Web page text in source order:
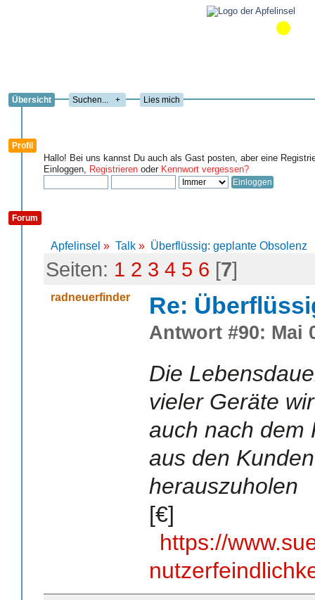
Übersicht + Lies mich
Profil
Hallo! Bei uns kannst Du auch als Gast posten, aber eine
Einloggen, Registrieren oder Kennwort vergessen?
Forum
Apfelinsel » Talk » Überflüssig: geplante Obsolenz
Seiten: 1 2 3 4 5 6 [7]
radneuerfinder Re:
Antwort #90: Mai
Die
vieler Geräte
auch nach dem
aus den
herauszuholen
[€]
https://